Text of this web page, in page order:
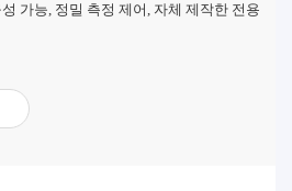
가능, 정밀 측정 제어, 자체 제작한 전용